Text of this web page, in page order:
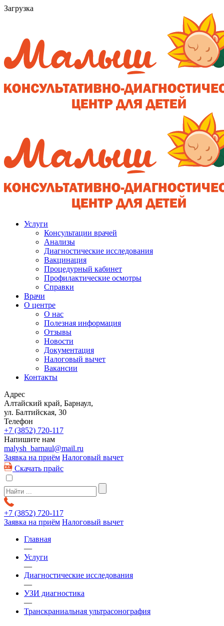
Загрузка
Услуги
Консультации врачей
Анализы
Диагностические исследования
Вакцинация
Процедурный кабинет
Профилактические осмотры
Справки
Врачи
О центре
О нас
Полезная информация
Отзывы
Новости
Документация
Налоговый вычет
Вакансии
Контакты
Адрес
Алтайский край, Барнаул,
ул. Балтийская, 30
Телефон
+7 (3852) 720-117
Напишите нам
malysh_barnaul@mail.ru
Заявка на приём Налоговый вычет
Скачать прайс
+7 (3852) 720-117
Заявка на приём Налоговый вычет
Главная
—
Услуги
—
Диагностические исследования
—
УЗИ диагностика
—
Транскраниальная ультрасонография